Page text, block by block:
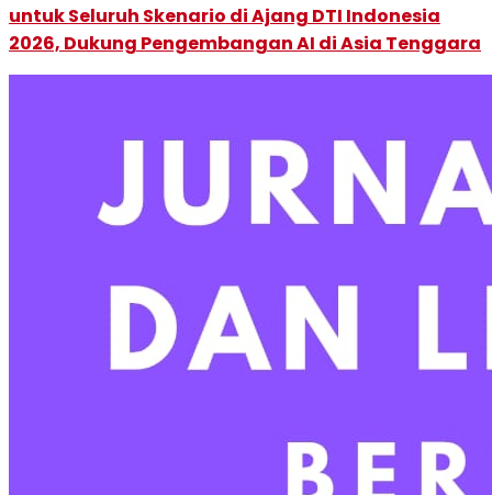
untuk Seluruh Skenario di Ajang DTI Indonesia
2026, Dukung Pengembangan AI di Asia Tenggara